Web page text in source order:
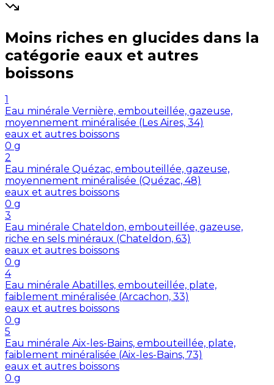
Moins riches en glucides dans la
catégorie eaux et autres
boissons
1
Eau minérale Vernière, embouteillée, gazeuse,
moyennement minéralisée (Les Aires, 34)
eaux et autres boissons
0 g
2
Eau minérale Quézac, embouteillée, gazeuse,
moyennement minéralisée (Quézac, 48)
eaux et autres boissons
0 g
3
Eau minérale Chateldon, embouteillée, gazeuse,
riche en sels minéraux (Chateldon, 63)
eaux et autres boissons
0 g
4
Eau minérale Abatilles, embouteillée, plate,
faiblement minéralisée (Arcachon, 33)
eaux et autres boissons
0 g
5
Eau minérale Aix-les-Bains, embouteillée, plate,
faiblement minéralisée (Aix-les-Bains, 73)
eaux et autres boissons
0 g